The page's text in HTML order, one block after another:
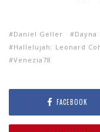
Daniel Geller
Hallelujah: Leonard
Venezia78
FACEBOOK